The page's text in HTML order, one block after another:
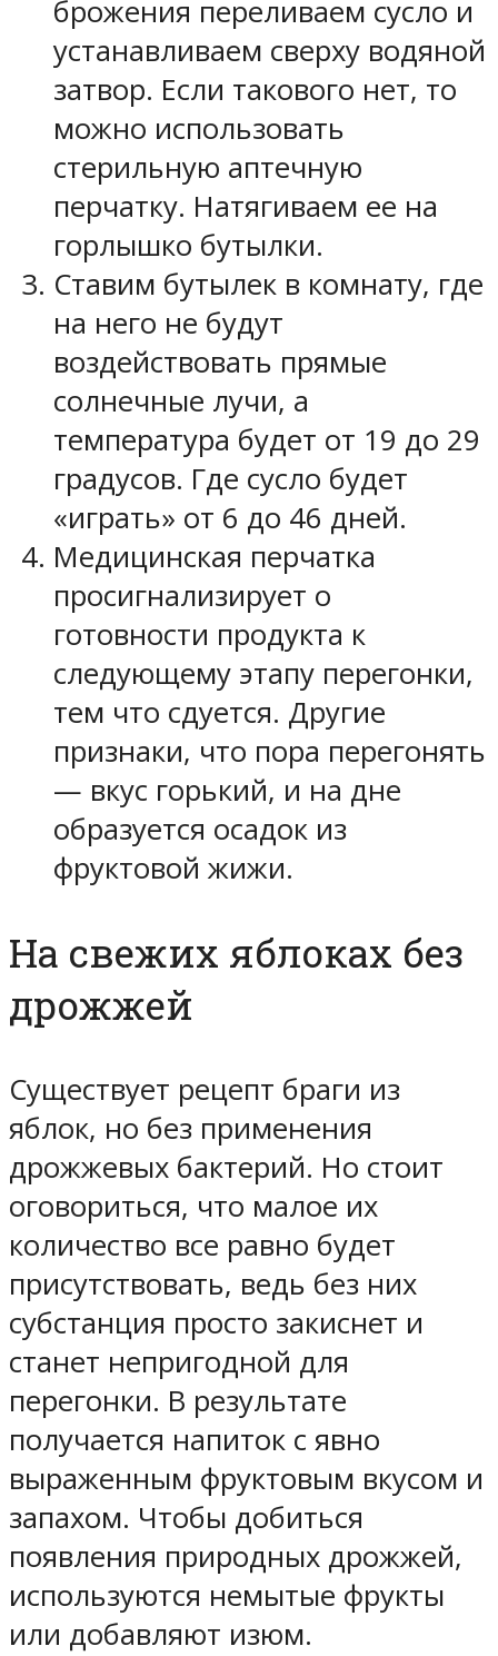
брожения переливаем сусло и
устанавливаем сверху водяной
затвор. Если такового нет, то
можно использовать
стерильную аптечную
перчатку. Натягиваем ее на
горлышко бутылки.
Ставим бутылек в комнату, где
на него не будут
воздействовать прямые
солнечные лучи, а
температура будет от 19 до 29
градусов. Где сусло будет
«играть» от 6 до 46 дней.
Медицинская перчатка
просигнализирует о
готовности продукта к
следующему этапу перегонки,
тем что сдуется. Другие
признаки, что пора перегонять
— вкус горький, и на дне
образуется осадок из
фруктовой жижи.
На свежих яблоках без
дрожжей
Существует рецепт браги из
яблок, но без применения
дрожжевых бактерий. Но стоит
оговориться, что малое их
количество все равно будет
присутствовать, ведь без них
субстанция просто закиснет и
станет непригодной для
перегонки. В результате
получается напиток с явно
выраженным фруктовым вкусом и
запахом. Чтобы добиться
появления природных дрожжей,
используются немытые фрукты
или добавляют изюм.